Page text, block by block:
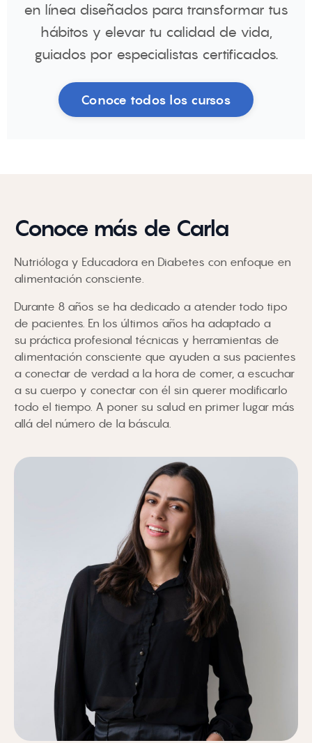
en línea diseñados para transformar tus
hábitos y elevar tu calidad de vida,
guiados por especialistas certificados.
Conoce todos los cursos
Conoce más de Carla
Nutrióloga y Educadora en Diabetes con enfoque en
alimentación consciente.
Durante 8 años se ha dedicado a atender todo tipo
de pacientes. En los últimos años ha adaptado a
su práctica profesional técnicas y herramientas de
alimentación consciente que ayuden a sus pacientes
a conectar de verdad a la hora de comer, a escuchar
a su cuerpo y conectar con él sin querer modificarlo
todo el tiempo. A poner su salud en primer lugar más
allá del número de la báscula.